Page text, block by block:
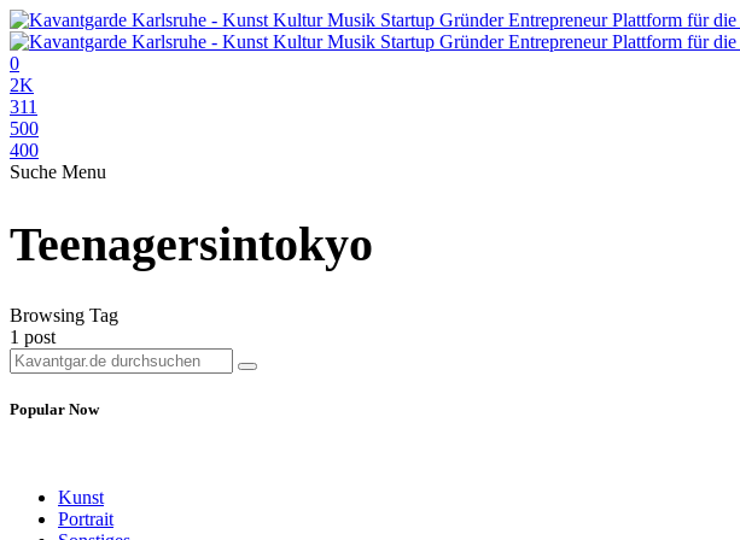
0
2K
311
500
400
Suche Menu
Teenagersintokyo
Browsing Tag
1 post
Popular Now
Kunst
Portrait